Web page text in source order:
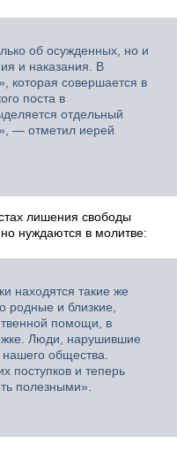
об осужденных, но и
и наказания. В
которая совершается в
поста в
отдельный
— отметил иерей
лишения свободы
нуждаются в молитве:
находятся такие же
родные и близкие,
помощи, в
Люди, нарушившие
общества.
поступков и теперь
полезными».